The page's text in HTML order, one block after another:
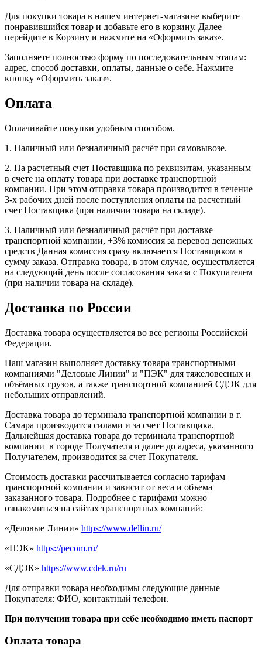
Для покупки товара в нашем интернет-магазине выберите
понравившийся товар и добавьте его в корзину. Далее
перейдите в Корзину и нажмите на «Оформить заказ».
Заполняете полностью форму по последовательным этапам:
адрес, способ доставки, оплаты, данные о себе. Нажмите
кнопку «Оформить заказ».
Оплата
Оплачивайте покупки удобным способом.
1. Наличный или безналичный расчёт при самовывозе.
2. На расчетный счет Поставщика по реквизитам, указанным
в счете на оплату товара при доставке транспортной
компании. При этом отправка товара производится в течение
3-х рабочих дней после поступления оплаты на расчетный
счет Поставщика (при наличии товара на складе).
3. Наличный или безналичный расчёт при доставке
транспортной компании, +3% комиссия за перевод денежных
средств Данная комиссия сразу включается Поставщиком в
сумму заказа. Отправка товара, в этом случае, осуществляется
на следующий день после согласования заказа с Покупателем
(при наличии товара на складе).
Доставка по России
Доставка товара осуществляется во все регионы Российской
Федерации.
Наш магазин выполняет доставку товара транспортными
компаниями "Деловые Линии" и "ПЭК" для тяжеловесных и
объёмных грузов, а также транспортной компанией СДЭК для
небольших отправлений.
Доставка товара до терминала транспортной компании в г.
Самара производится силами и за счет Поставщика.
Дальнейшая доставка товара до терминала транспортной
компании в городе Получателя и далее до адреса, указанного
Получателем, производится за счет Покупателя.
Стоимость доставки рассчитывается согласно тарифам
транспортной компании и зависит от веса и объема
заказанного товара. Подробнее с тарифами можно
ознакомиться на сайтах транспортных компаний:
«Деловые Линии» https://www.dellin.ru/
«ПЭК» https://pecom.ru/
«СДЭК» https://www.cdek.ru/ru
Для отправки товара необходимы следующие данные
Покупателя: ФИО, контактный телефон.
При получении товара при себе необходимо иметь паспорт
Оплата товара